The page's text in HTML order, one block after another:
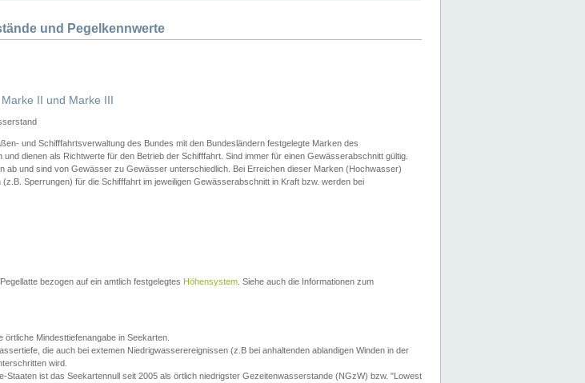
und Pegelkennwerte
II und Marke III
und Schifffahrtsverwaltung des Bundes mit den Bundesländern festgelegte Marken des
dienen als Richtwerte für den Betrieb der Schifffahrt. Sind immer für einen Gewässerabschnitt gültig.
ab und sind von Gewässer zu Gewässer unterschiedlich. Bei Erreichen dieser Marken (Hochwasser)
Sperrungen) für die Schifffahrt im jeweiligen Gewässerabschnitt in Kraft bzw. werden bei
bezogen auf ein amtlich festgelegtes Höhensystem . Siehe auch die Informationen zum
örtliche Mindesttiefenangabe in Seekarten.
die auch bei extemen Niedrigwasserereignissen (z.B bei anhaltenden ablandigen Winden in der
wird.
Staaten ist das Seekartennull seit 2005 als örtlich niedrigster Gezeitenwasserstande (NGzW) bzw. "Lowest